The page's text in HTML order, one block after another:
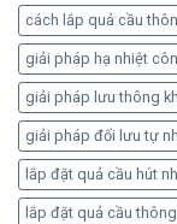
cách lắp quả cầu
giải pháp hạ nhiệt
giải pháp lưu thông
giải pháp đối lưu tự
lắp đặt quả cầu hút
lắp đặt quả cầu